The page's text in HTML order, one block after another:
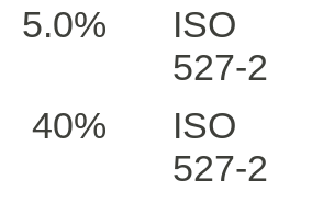
5.0%
ISO
527-2
40%
ISO
527-2